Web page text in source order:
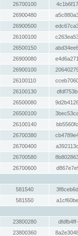
26700100
26900480
26900500
26100100
26500150
26900080
26900100
26100110
26100130
26500080
26500100
26100140
26700380
26700400
26700580
26700600
581540
581550
23800280
23800360